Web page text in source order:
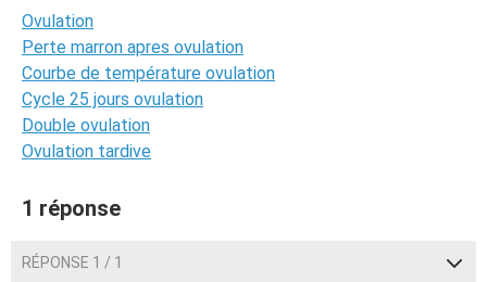
Ovulation
Perte marron apres ovulation
Courbe de température ovulation
Cycle 25 jours ovulation
Double ovulation
Ovulation tardive
1 réponse
RÉPONSE 1 / 1